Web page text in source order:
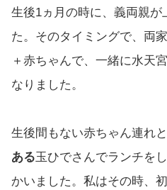
生後1ヵ月の時に、義両親が
た。そのタイミングで、両
＋赤ちゃんで、一緒に水天
なりました。
生後間もない赤ちゃん連れ
ある玉ひでさんでランチを
かいました。私はその時、